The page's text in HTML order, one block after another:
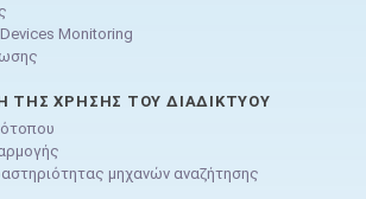
Monitoring
ΤΗΣ ΧΡΉΣΗΣ ΤΟΥ ΔΙΑΔΙΚΤΎΟΥ
μηχανών αναζήτησης